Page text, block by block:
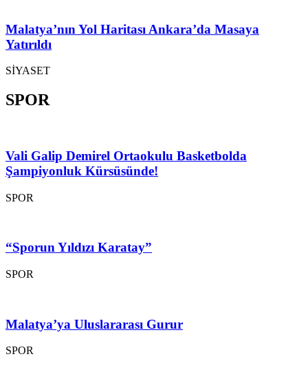
Malatya’nın Yol Haritası Ankara’da Masaya
Yatırıldı
SİYASET
SPOR
Vali Galip Demirel Ortaokulu Basketbolda
Şampiyonluk Kürsüsünde!
SPOR
“Sporun Yıldızı Karatay”
SPOR
Malatya’ya Uluslararası Gurur
SPOR